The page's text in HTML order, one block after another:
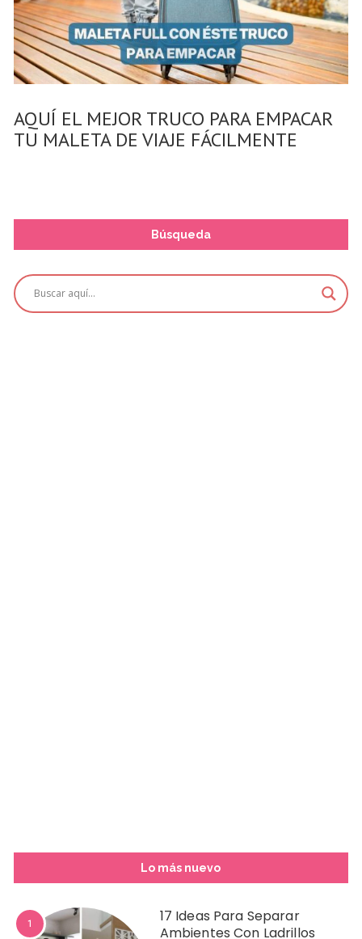
AQUÍ EL MEJOR TRUCO PARA EMPACAR
TU MALETA DE VIAJE FÁCILMENTE
Búsqueda
Lo más nuevo
1
17 Ideas Para Separar
Ambientes Con Ladrillos